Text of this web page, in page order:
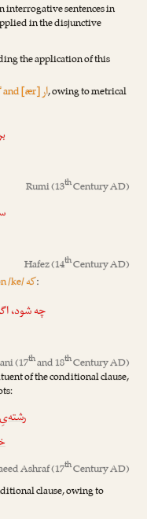
interrogative sentences in
in the disjunctive
the application of this
and [ær]ار, owing to metrical
Rumi(13thCentury AD)
Hafez(14thCentury AD)
/ke/که:
چه شود،
(17thand 18thCentury AD)
of the conditional clause,
Ashraf(17thCentury AD)
clause, owing to